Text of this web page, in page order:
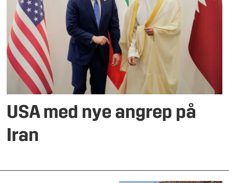
USA med nye angrep på
Iran